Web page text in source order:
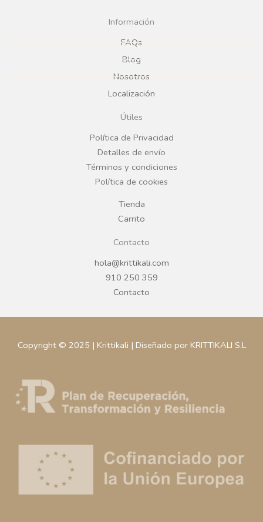
c
e
b
o
o
k
g
r
a
Información
FAQs
Blog
Nosotros
Localización
Útiles
Política de Privacidad
Detalles de envío
Términos y condiciones
Política de cookies
Tienda
Carrito
Contacto
hola@krittikali.com
910 250 359
Contacto
Copyright © 2025 | Krittikali | Diseñado por KRITTIKALI S.L